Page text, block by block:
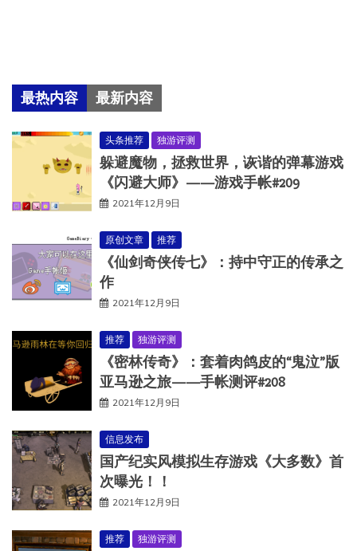
最热内容 最新内容
头条推荐 独游评测
躲避魔物，拯救世界，诙谐的弹幕游戏
《闪避大师》——游戏手帐#209
2021年12月9日
原创文章 推荐
《仙剑奇侠传七》：持中守正的传承之
作
2021年12月9日
推荐 独游评测
《密林传奇》：套着肉鸽皮的“鬼泣”版
亚马逊之旅——手帐测评#208
2021年12月9日
信息发布
国产纪实风模拟生存游戏《大多数》首
次曝光！！
2021年12月9日
推荐 独游评测